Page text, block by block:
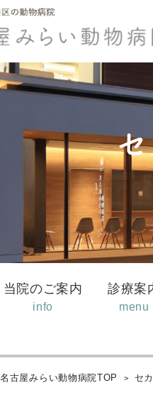
当院のご案内
info
診療案
menu
名古屋みらい動物病院TOP